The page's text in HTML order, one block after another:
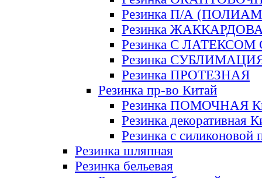
Резинка П/А
Резинка
Резинка С ЛАТЕКСОМ
Резинка
Резинка ПРОТЕЗНАЯ
Резинка пр-во Китай
Резинка ПОМОЧНАЯ
Резинка декоративная
Резинка с силиконовой
Резинка шляпная
Резинка бельевая